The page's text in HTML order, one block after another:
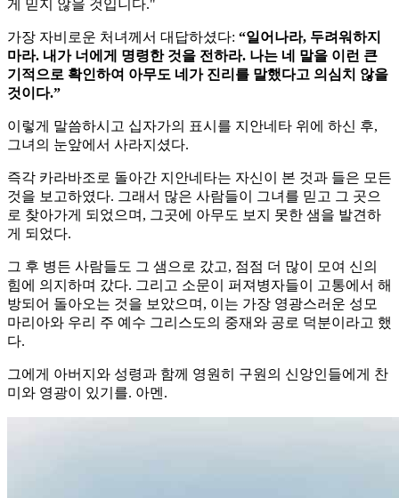
게 믿지 않을 것입니다."
가장 자비로운 처녀께서 대답하셨다: “일어나라, 두려워하지
마라. 내가 너에게 명령한 것을 전하라. 나는 네 말을 이런 큰
기적으로 확인하여 아무도 네가 진리를 말했다고 의심치 않을
것이다.”
이렇게 말씀하시고 십자가의 표시를 지안네타 위에 하신 후,
그녀의 눈앞에서 사라지셨다.
즉각 카라바조로 돌아간 지안네타는 자신이 본 것과 들은 모든
것을 보고하였다. 그래서 많은 사람들이 그녀를 믿고 그 곳으
로 찾아가게 되었으며, 그곳에 아무도 보지 못한 샘을 발견하
게 되었다.
그 후 병든 사람들도 그 샘으로 갔고, 점점 더 많이 모여 신의
힘에 의지하며 갔다. 그리고 소문이 퍼져병자들이 고통에서 해
방되어 돌아오는 것을 보았으며, 이는 가장 영광스러운 성모
마리아와 우리 주 예수 그리스도의 중재와 공로 덕분이라고 했
다.
그에게 아버지와 성령과 함께 영원히 구원의 신앙인들에게 찬
미와 영광이 있기를. 아멘.